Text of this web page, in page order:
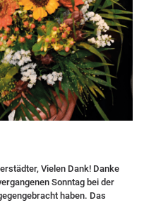
Vielen Dank! Danke
Sonntag bei der
haben. Das